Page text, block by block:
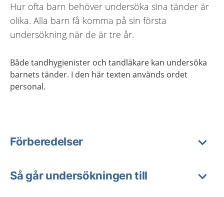
Hur ofta barn behöver undersöka sina tänder är
olika. Alla barn få komma på sin första
undersökning när de är tre år.
Både tandhygienister och tandläkare kan undersöka
barnets tänder. I den här texten används ordet
personal.
Förberedelser
Så går undersökningen till